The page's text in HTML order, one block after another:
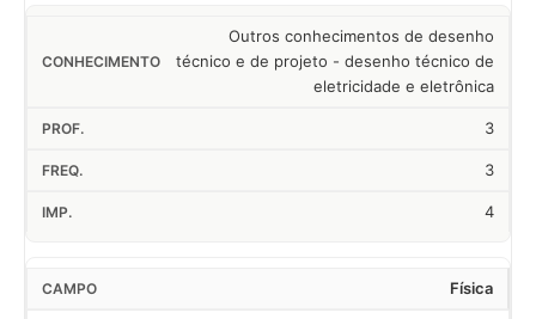
Outros conhecimentos de desenho
técnico e de projeto - desenho técnico de
eletricidade e eletrônica
3
3
4
Física